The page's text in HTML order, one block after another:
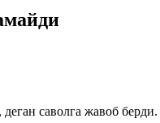
саволга жавоб